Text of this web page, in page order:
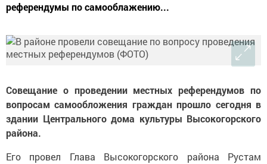
референдумы по самооблажению...
Совещание о проведении местных референдумов по
вопросам самообложения граждан прошло сегодня в
здании Центрального дома культуры Высокогорского
района.
Его провел Глава Высокогорского района Рустам